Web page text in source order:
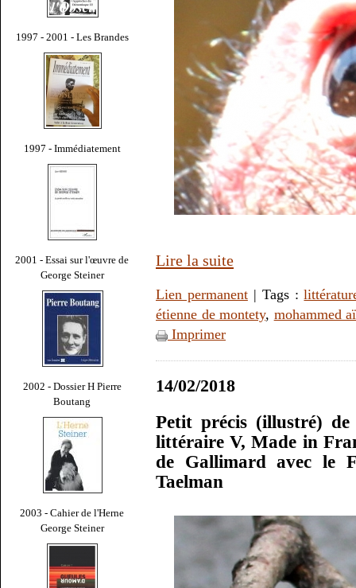
1997 - 2001 - Les Brandes
1997 - Immédiatement
2001 - Essai sur l'œuvre de
George Steiner
2002 - Dossier H Pierre
Boutang
2003 - Cahier de l'Herne
George Steiner
Lire la suite
Lien permanent| Tags :
étienne de montety, mohammed
Imprimer
14/02/2018
Petit précis (illustré) de
littéraire V, Made in
de Gallimard avec le
Taelman